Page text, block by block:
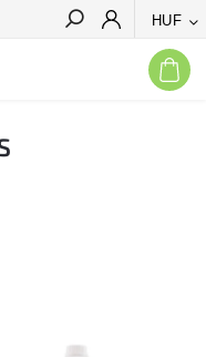
HUF
Keresés